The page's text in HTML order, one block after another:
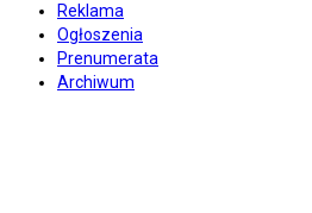
Reklama
Ogłoszenia
Prenumerata
Archiwum